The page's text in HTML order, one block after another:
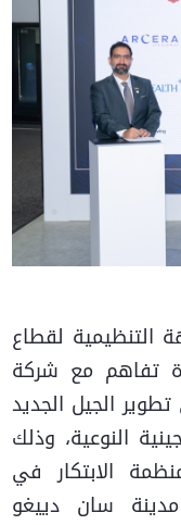
التنظيمية لقطاع
تفاهم مع شركة
الجيل الجديد
النوعية، وذلك
الابتكار في
الحيوية 2026 في مدينة سان دييغو